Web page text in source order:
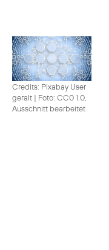
Credits: Pixabay User
geralt | Foto: CC0 1.0,
Ausschnitt bearbeitet